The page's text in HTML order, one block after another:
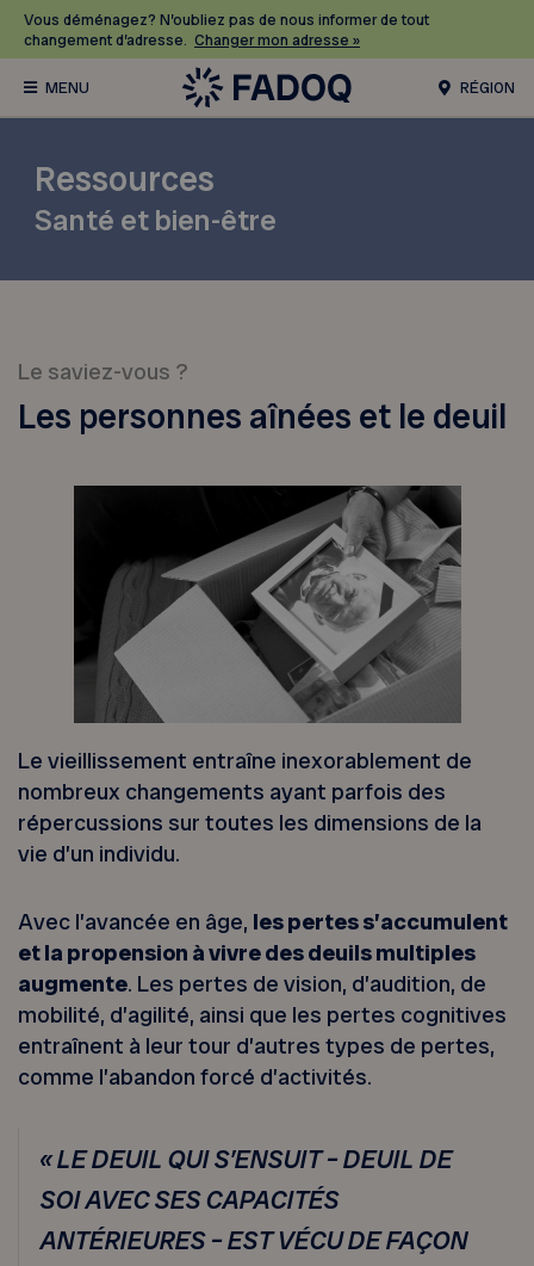
Vous déménagez? N’oubliez pas de nous informer de tout
changement d’adresse. Changer mon adresse »
RÉGION
Ressources
Santé et bien-être
Le saviez-vous ?
Les personnes aînées et le deuil
Le vieillissement entraîne inexorablement de
nombreux changements ayant parfois des
répercussions sur toutes les dimensions de la
vie d’un individu.
Avec l’avancée en âge, les pertes s’accumulent
et la propension à vivre des deuils multiples
augmente. Les pertes de vision, d’audition, de
mobilité, d’agilité, ainsi que les pertes cognitives
entraînent à leur tour d’autres types de pertes,
comme l’abandon forcé d’activités.
« LE DEUIL QUI S’ENSUIT – DEUIL DE
SOI AVEC SES CAPACITÉS
ANTÉRIEURES – EST VÉCU DE FAÇON